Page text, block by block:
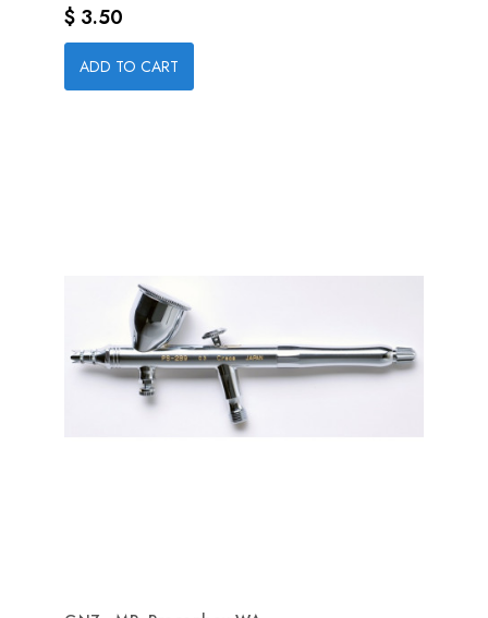
Precio
$ 3.50
ADD TO CART